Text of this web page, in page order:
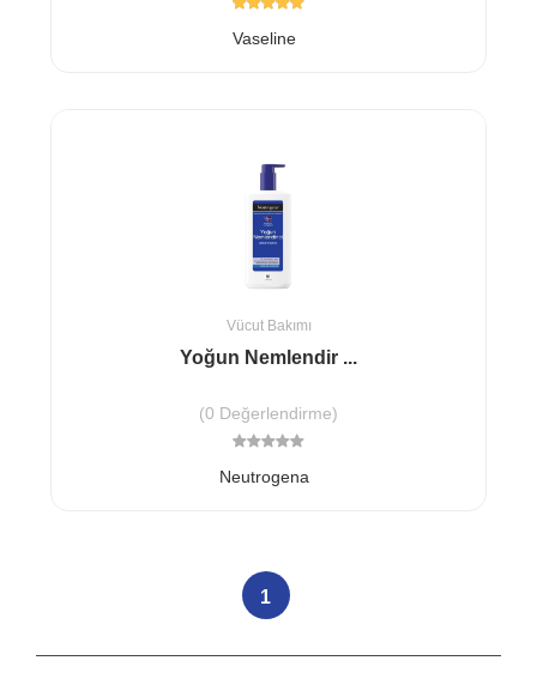
Vaseline
Vücut Bakımı
Yoğun Nemlendir ...
(0 Değerlendirme)
Neutrogena
1